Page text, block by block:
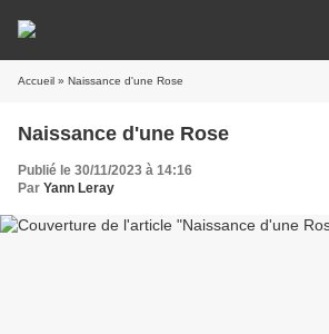
Accueil » Naissance d'une Rose
Naissance d'une Rose
Publié le 30/11/2023 à 14:16
Par Yann Leray